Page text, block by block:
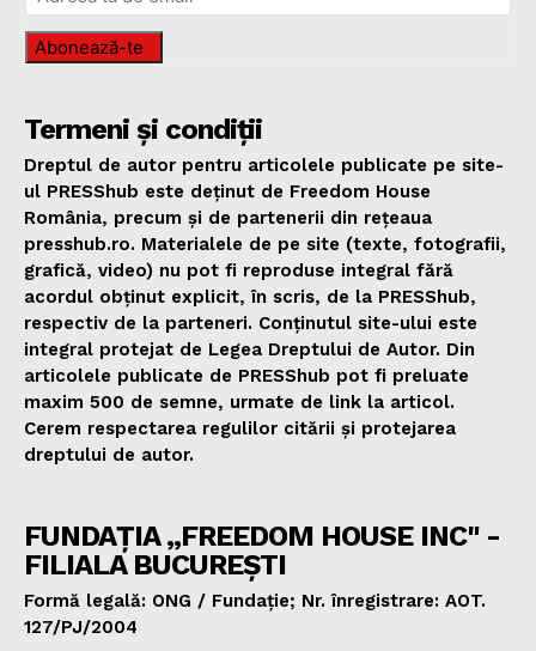
Abonează-te
Termeni și condiții
Dreptul de autor pentru articolele publicate pe site-
ul PRESShub este deținut de Freedom House
România, precum și de partenerii din rețeaua
presshub.ro. Materialele de pe site (texte, fotografii,
grafică, video) nu pot fi reproduse integral fără
acordul obținut explicit, în scris, de la PRESShub,
respectiv de la parteneri. Conținutul site-ului este
integral protejat de Legea Dreptului de Autor. Din
articolele publicate de PRESShub pot fi preluate
maxim 500 de semne, urmate de link la articol.
Cerem respectarea regulilor citării și protejarea
dreptului de autor.
FUNDAȚIA „FREEDOM HOUSE INC" -
FILIALA BUCUREȘTI
Formă legală: ONG / Fundație; Nr. înregistrare: AOT.
127/PJ/2004